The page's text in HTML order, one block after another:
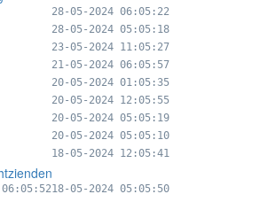
28-05-2024 06:05:22
28-05-2024 05:05:18
23-05-2024 11:05:27
21-05-2024 06:05:57
20-05-2024 01:05:35
20-05-2024 12:05:55
20-05-2024 05:05:19
20-05-2024 05:05:10
18-05-2024 12:05:41
18-05-2024 05:05:50